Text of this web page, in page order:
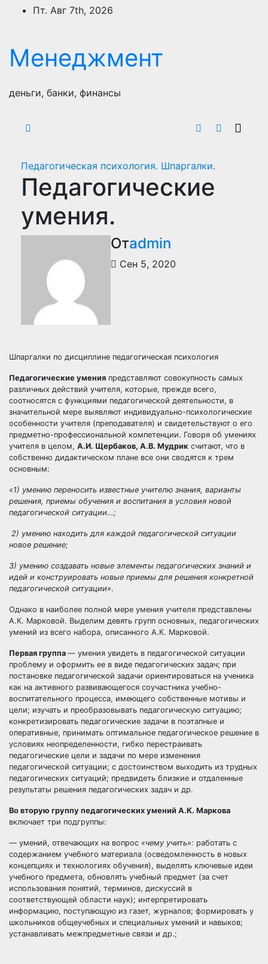
ПерейтиПт. Авг 7th, 2026
Менеджмент
деньги, банки, финансы
Педагогическая психология. Шпаргалки.
Педагогические
умения.
Отadmin
Сен 5, 2020
Шпаргалки по дисциплине педагогическая психология
Педагогические умения представляют совокупность самых
различных действий учителя, которые, прежде всего,
соотносятся с функциями педагогической деятельности, в
значительной мере выявляют индивидуально-психологические
особенности учителя (преподавателя) и свидетельствуют о его
предметно-профессиональной компетенции. Говоря об умениях
учителя в целом, А.И. Щербаков, А.В. Мудрик считают, что в
собственно дидактическом плане все они сводятся к трем
основным:
«1) умению переносить известные учителю знания, варианты
решения, приемы обучения и воспитания в условия новой
педагогической ситуации…;
2) умению находить для каждой педагогической ситуации
новое решение;
3) умению создавать новые элементы педагогических знаний и
идей и конструировать новые приемы для решения конкретной
педагогической ситуации».
Однако в наиболее полной мере умения учителя представлены
А.К. Марковой. Выделим девять групп основных, педагогических
умений из всего набора, описанного А.К. Марковой.
Первая группа — умения увидеть в педагогической ситуации
проблему и оформить ее в виде педагогических задач; при
постановке педагогической задачи ориентироваться на ученика
как на активного развивающегося соучастника учебно-
воспитательного процесса, имеющего собственные мотивы и
цели; изучать и преобразовывать педагогическую ситуацию;
конкретизировать педагогические задачи в поэтапные и
оперативные, принимать оптимальное педагогическое решение в
условиях неопределенности, гибко перестраивать
педагогические цели и задачи по мере изменения
педагогической ситуации; с достоинством выходить из трудных
педагогических ситуаций; предвидеть близкие и отдаленные
результаты решения педагогических задач и др.
Во вторую группу педагогических умений А.К. Маркова
включает три подгруппы:
— умений, отвечающих на вопрос «чему учить»: работать с
содержанием учебного материала (осведомленность в новых
концепциях и технологиях обучения), выделять ключевые идеи
учебного предмета, обновлять учебный предмет (за счет
использования понятий, терминов, дискуссий в
соответствующей области наук); интерпретировать
информацию, поступающую из газет, журналов; формировать у
школьников общеучебных и специальных умений и навыков;
устанавливать межпредметные связи и др.;